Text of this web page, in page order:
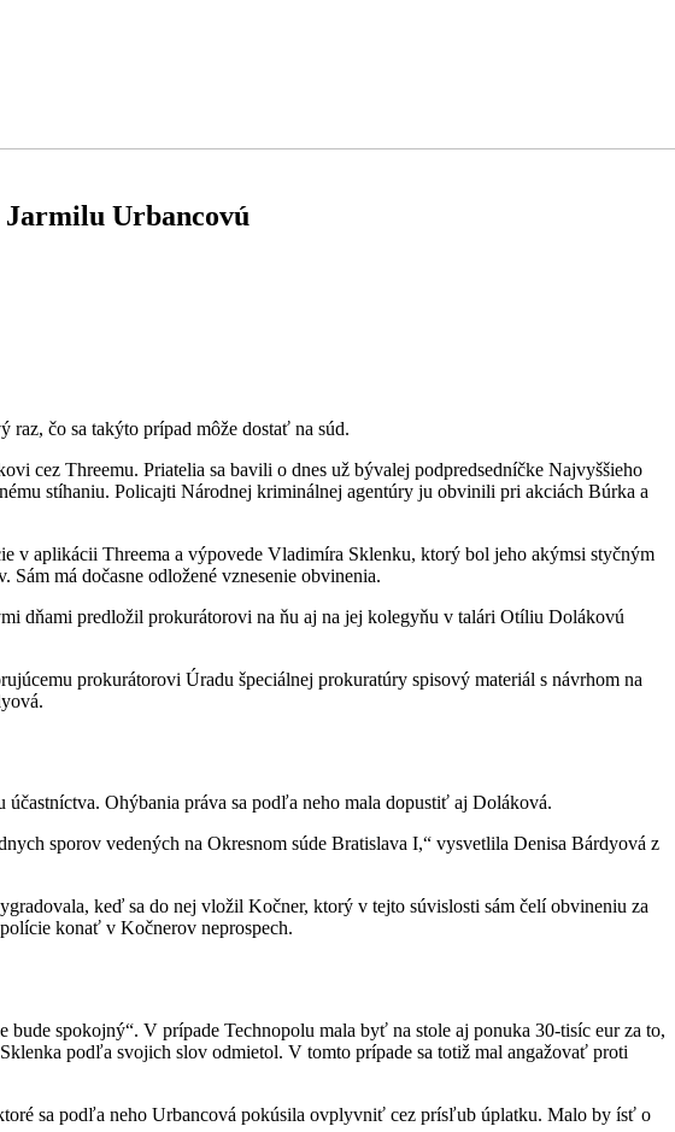
Urbancovú
čo sa takýto prípad môže dostať na súd.
cez Threemu. Priatelia sa bavili o dnes už bývalej podpredsedníčke Najvyššieho
stíhaniu. Policajti Národnej kriminálnej agentúry ju obvinili pri akciách Búrka a
v aplikácii Threema a výpovede Vladimíra Sklenku, ktorý bol jeho akýmsi styčným
má dočasne odložené vznesenie obvinenia.
dňami predložil prokurátorovi na ňu aj na jej kolegyňu v talári Otíliu Dolákovú
prokurátorovi Úradu špeciálnej prokuratúry spisový materiál s návrhom na
Ohýbania práva sa podľa neho mala dopustiť aj Doláková.
sporov vedených na Okresnom súde Bratislava I,“ vysvetlila Denisa Bárdyová z
keď sa do nej vložil Kočner, ktorý v tejto súvislosti sám čelí obvineniu za
konať v Kočnerov neprospech.
spokojný“. V prípade Technopolu mala byť na stole aj ponuka 30-tisíc eur za to,
podľa svojich slov odmietol. V tomto prípade sa totiž mal angažovať proti
sa podľa neho Urbancová pokúsila ovplyvniť cez prísľub úplatku. Malo by ísť o